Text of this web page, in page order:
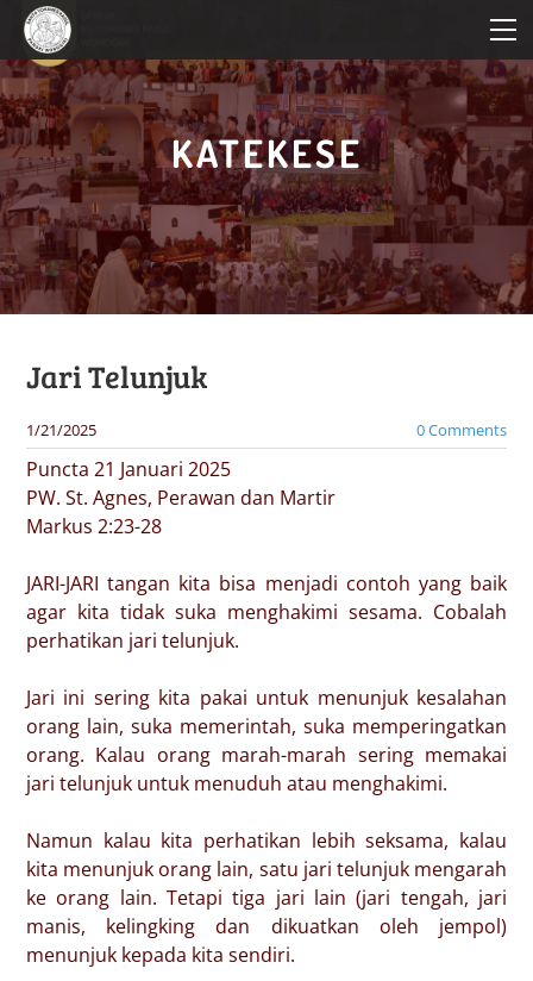
KATEKESE
Jari Telunjuk
1/21/2025 0 Comments
Puncta 21 Januari 2025
PW. St. Agnes, Perawan dan Martir
Markus 2:23-28
JARI-JARI tangan kita bisa menjadi contoh yang baik
agar kita tidak suka menghakimi sesama. Cobalah
perhatikan jari telunjuk.
Jari ini sering kita pakai untuk menunjuk kesalahan
orang lain, suka memerintah, suka memperingatkan
orang. Kalau orang marah-marah sering memakai
jari telunjuk untuk menuduh atau menghakimi.
Namun kalau kita perhatikan lebih seksama, kalau
kita menunjuk orang lain, satu jari telunjuk mengarah
ke orang lain. Tetapi tiga jari lain (jari tengah, jari
manis, kelingking dan dikuatkan oleh jempol)
menunjuk kepada kita sendiri.
PROFIL PAROKI
KATEKESE
PELAYANAN
BERITA PAROKI